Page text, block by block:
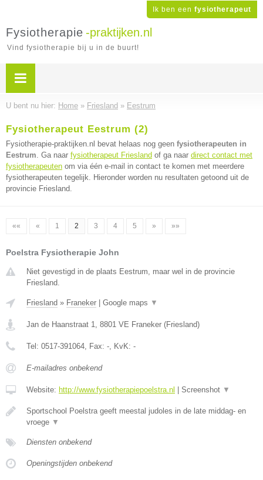
Ik ben een fysiotherapeut
Fysiotherapie -praktijken.nl
Vind fysiotherapie bij u in de buurt!
U bent nu hier: Home » Friesland » Eestrum
Fysiotherapeut Eestrum (2)
Fysiotherapie-praktijken.nl bevat helaas nog geen fysiotherapeuten in
Eestrum. Ga naar fysiotherapeut Friesland of ga naar direct contact met
fysiotherapeuten om via één e-mail in contact te komen met meerdere
fysiotherapeuten tegelijk. Hieronder worden nu resultaten getoond uit de
provincie Friesland.
«« « 1 2 3 4 5 » »»
Poelstra Fysiotherapie John
Niet gevestigd in de plaats Eestrum, maar wel in de provincie
Friesland.
Friesland » Franeker Google maps ▼
Jan de Haanstraat 1, 8801 VE Franeker (Friesland)
Tel: 0517-391064, Fax: -, KvK: -
E-mailadres onbekend
Website: http://www.fysiotherapiepoelstra.nl Screenshot ▼
Sportschool Poelstra geeft meestal judoles in de late middag- en
vroege ▼
Diensten onbekend
Openingstijden onbekend